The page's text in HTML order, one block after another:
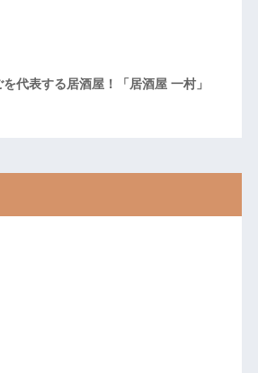
代表する居酒屋！「居酒屋 一村」